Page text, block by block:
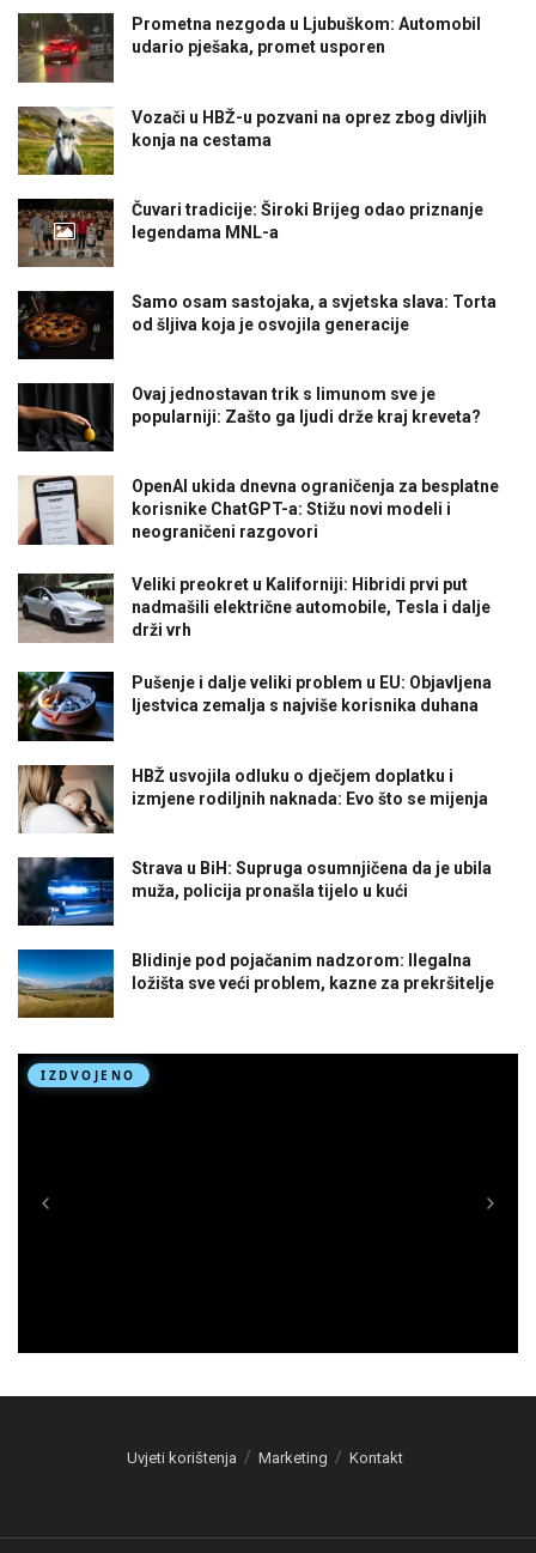
Prometna nezgoda u Ljubuškom: Automobil
udario pješaka, promet usporen
Vozači u HBŽ-u pozvani na oprez zbog divljih
konja na cestama
Čuvari tradicije: Široki Brijeg odao priznanje
legendama MNL-a
Samo osam sastojaka, a svjetska slava: Torta
od šljiva koja je osvojila generacije
Ovaj jednostavan trik s limunom sve je
popularniji: Zašto ga ljudi drže kraj kreveta?
OpenAI ukida dnevna ograničenja za besplatne
korisnike ChatGPT-a: Stižu novi modeli i
neograničeni razgovori
Veliki preokret u Kaliforniji: Hibridi prvi put
nadmašili električne automobile, Tesla i dalje
drži vrh
Pušenje i dalje veliki problem u EU: Objavljena
ljestvica zemalja s najviše korisnika duhana
HBŽ usvojila odluku o dječjem doplatku i
izmjene rodiljnih naknada: Evo što se mijenja
Strava u BiH: Supruga osumnjičena da je ubila
muža, policija pronašla tijelo u kući
Blidinje pod pojačanim nadzorom: Ilegalna
ložišta sve veći problem, kazne za prekršitelje
Uvjeti korištenja Marketing Kontakt